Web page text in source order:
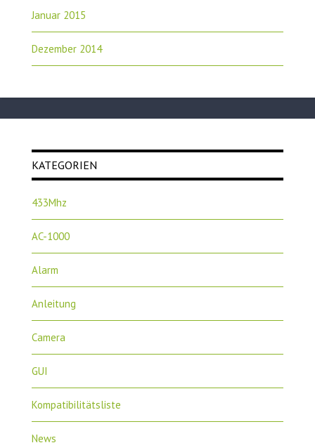
Januar 2015
Dezember 2014
KATEGORIEN
433Mhz
AC-1000
Alarm
Anleitung
Camera
GUI
Kompatibilitätsliste
News